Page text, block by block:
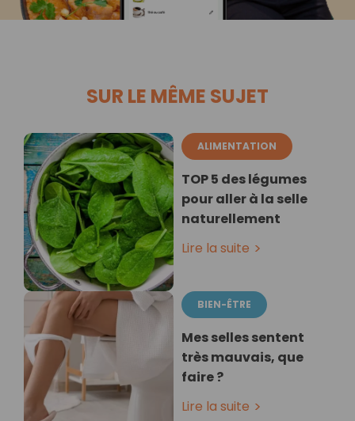
SUR LE MÊME SUJET
ALIMENTATION
TOP 5 des légumes
pour aller à la selle
naturellement
Lire la suite
BIEN-ÊTRE
Mes selles sentent
très mauvais, que
faire ?
Lire la suite